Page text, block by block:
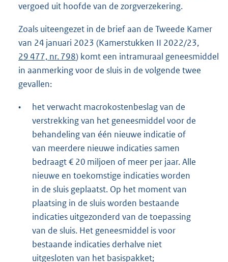
vergoed uit hoofde van de zorgverzekering.
Zoals uiteengezet in de brief aan de Tweede Kamer
van 24 januari 2023 (Kamerstukken II 2022/23,
29 477, nr. 798) komt een intramuraal geneesmiddel
in aanmerking voor de sluis in de volgende twee
gevallen:
•
het verwacht macrokostenbeslag van de
verstrekking van het geneesmiddel voor de
behandeling van één nieuwe indicatie of
van meerdere nieuwe indicaties samen
bedraagt € 20 miljoen of meer per jaar. Alle
nieuwe en toekomstige indicaties worden
in de sluis geplaatst. Op het moment van
plaatsing in de sluis worden bestaande
indicaties uitgezonderd van de toepassing
van de sluis. Het geneesmiddel is voor
bestaande indicaties derhalve niet
uitgesloten van het basispakket;